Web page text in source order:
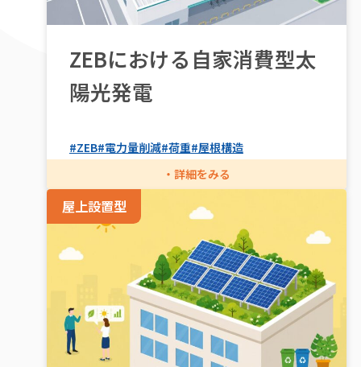
ZEBにおける自家消費型太
陽光発電
#ZEB#電力量削減#荷重#屋根構造
屋上設置型